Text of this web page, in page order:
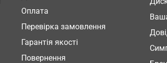
Оплата
Перевірка замовлення
Гарантія якості
Повернення